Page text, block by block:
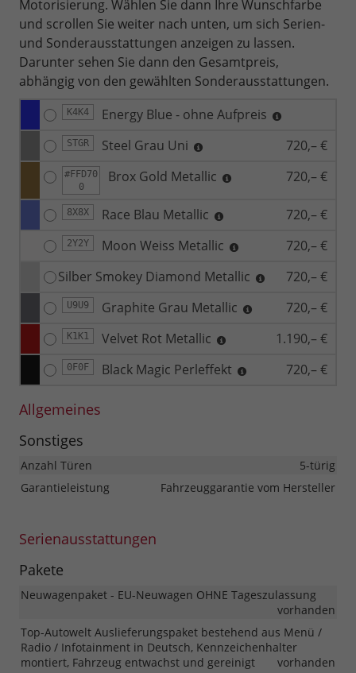
Motorisierung. Wählen Sie dann Ihre Wunschfarbe
und scrollen Sie weiter nach unten, um sich Serien-
und Sonderausstattungen anzeigen zu lassen.
Darunter sehen Sie dann den Gesamtpreis,
abhängig von den gewählten Sonderausstattungen.
K4K4 Energy Blue - ohne Aufpreis
STGR Steel Grau Uni 720,– €
#FFD70
0
Brox Gold Metallic 720,– €
8X8X Race Blau Metallic 720,– €
2Y2Y Moon Weiss Metallic
720,– €
Silber Smokey Diamond Metallic
720,– €
U9U9 Graphite Grau Metallic 720,– €
K1K1 Velvet Rot Metallic 1.190,– €
0F0F Black Magic Perleffekt 720,– €
Allgemeines
Sonstiges
Anzahl Türen
5-türig
Garantieleistung
Fahrzeuggarantie vom Hersteller
Serienausstattungen
Pakete
Neuwagenpaket - EU-Neuwagen OHNE Tageszulassung
vorhanden
Top-Autowelt Auslieferungspaket bestehend aus Menü /
Radio / Infotainment in Deutsch, Kennzeichenhalter
montiert, Fahrzeug entwachst und gereinigt
vorhanden